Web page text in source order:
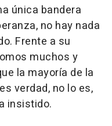
única bandera
no hay nada
Frente a su
muchos y
la mayoría de la
verdad, no lo es,
insistido.